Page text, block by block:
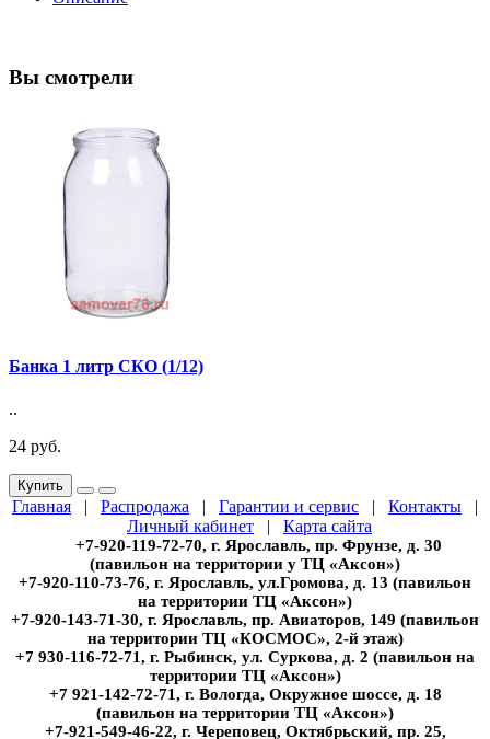
Вы смотрели
Банка 1 литр СКО (1/12)
..
24 руб.
Купить
Главная | Распродажа | Гарантии и сервис | Контакты |
Личный кабинет | Карта сайта
+7-920-119-72-70, г. Ярославль, пр. Фрунзе, д. 30
(павильон на территории у ТЦ «Аксон»)
+7-920-110-73-76, г. Ярославль, ул.Громова, д. 13 (павильон
на территории ТЦ «Аксон»)
+7-920-143-71-30, г. Ярославль, пр. Авиаторов, 149 (павильон
на территории ТЦ «КОСМОС», 2-й этаж)
+7 930-116-72-71, г. Рыбинск, ул. Суркова, д. 2 (павильон на
территории ТЦ «Аксон»)
+7 921-142-72-71, г. Вологда, Окружное шоссе, д. 18
(павильон на территории ТЦ «Аксон»)
+7-921-549-46-22, г. Череповец, Октябрьский, пр. 25,